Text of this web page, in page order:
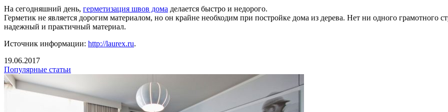
На сегодняшний день, герметизация швов дома делается быстро и недорого.
Герметик не является дорогим материалом, но он крайне необходим при постройке дома из дерева. Нет ни одного грамотного
надежный и практичный материал.
Источник информации: http://laurex.ru.
19.06.2017
Популярные статьи